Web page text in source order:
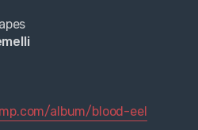
album/blood-eel